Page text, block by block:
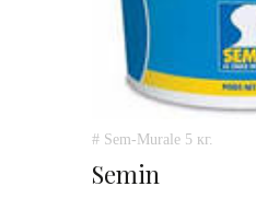
# Sem-Murale 5 кг.
Semin